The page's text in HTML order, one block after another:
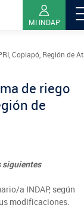
MI INDAP
Araucanía
Los Ríos
Copiapó, Región de
de riego
de
siguientes
a INDAP, según
modificaciones.